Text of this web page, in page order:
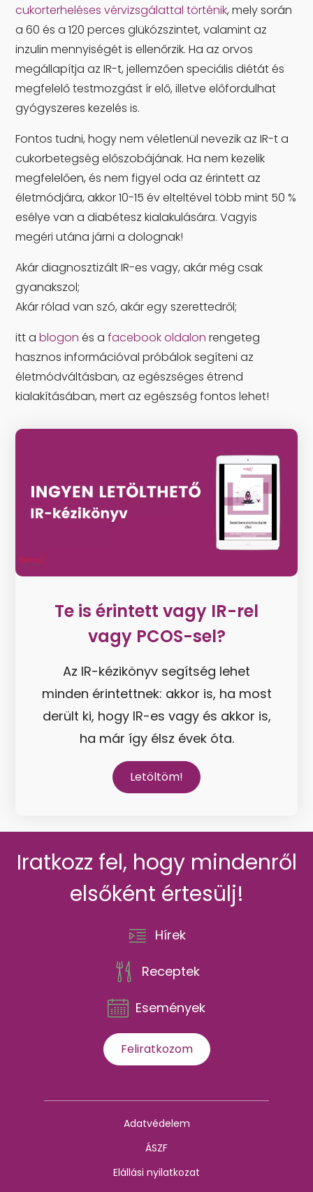
cukorterheléses vérvizsgálattal történik, mely során
a 60 és a 120 perces glükózszintet, valamint az
inzulin mennyiségét is ellenőrzik. Ha az orvos
megállapítja az IR-t, jellemzően speciális diétát és
megfelelő testmozgást ír elő, illetve előfordulhat
gyógyszeres kezelés is.
Fontos tudni, hogy nem véletlenül nevezik az IR-t a
cukorbetegség előszobájának. Ha nem kezelik
megfelelően, és nem figyel oda az érintett az
életmódjára, akkor 10-15 év elteltével több mint 50 %
esélye van a diabétesz kialakulására. Vagyis
megéri utána járni a dolognak!
Akár diagnosztizált IR-es vagy, akár még csak
gyanakszol;
Akár rólad van szó, akár egy szerettedről;
itt ablogon és afacebook oldalon rengeteg
hasznos információval próbálok segíteni az
életmódváltásban, az egészséges étrend
kialakításában, mert az egészség fontos lehet!
Te is érintett vagy IR-rel
vagy PCOS-sel?
Az IR-kézikönyv segítség lehet
minden érintettnek: akkor is, ha most
derült ki, hogy IR-es vagy és akkor is,
ha már így élsz évek óta.
Letöltöm!
Iratkozz fel, hogy mindenről
elsőként értesülj!
Hírek
Receptek
Események
Feliratkozom
Adatvédelem
ÁSZF
Elállási nyilatkozat